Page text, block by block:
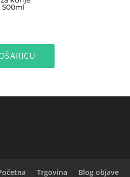
500ml
Trgovina Blog objave